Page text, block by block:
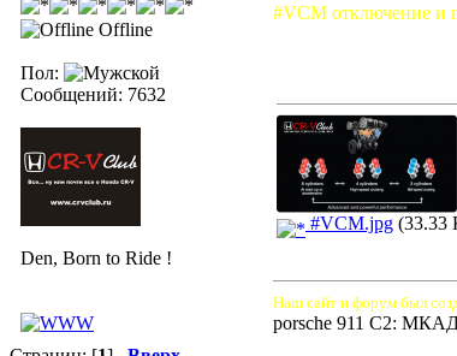
Offline
Пол:
Сообщений: 7632
Den, Born to Ride !
#VCM отключение и
#VCM.jpg (33.33
Наш сайт и форум был
porsche 911 C2: